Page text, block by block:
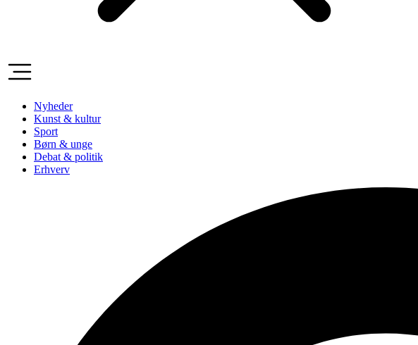
Nyheder
Kunst & kultur
Sport
Børn & unge
Debat & politik
Erhverv